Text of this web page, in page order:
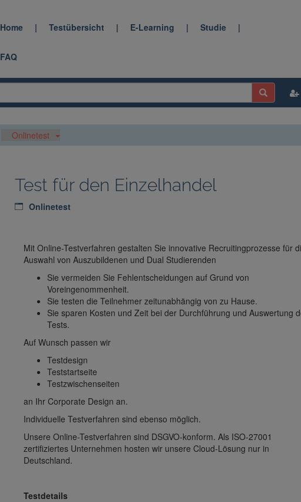
Home | Testübersicht | E-Learning | Studie |
FAQ
Onlinetest
Test für den Einzelhandel
Onlinetest
Mit Online-Testverfahren gestalten Sie innovative Recruitingprozesse für
Auswahl von Auszubildenen und Dual Studierenden
Sie vermeiden Sie Fehlentscheidungen auf Grund von
Voreingenommenheit.
Sie testen die Teilnehmer zeitunabhängig von zu Hause.
Sie sparen Kosten und Zeit bei der Durchführung und Auswertung
Tests.
Auf Wunsch passen wir
Testdesign
Teststartseite
Testzwischenseiten
an Ihr Corporate Design an.
Individuelle Testverfahren sind ebenso möglich.
Unsere Online-Testverfahren sind DSGVO-konform. Als ISO-27001
zertifiziertes Unternehmen hosten wir unsere Cloud-Lösung nur in
Deutschland.
Testdetails